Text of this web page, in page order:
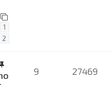
1
2
9 27469